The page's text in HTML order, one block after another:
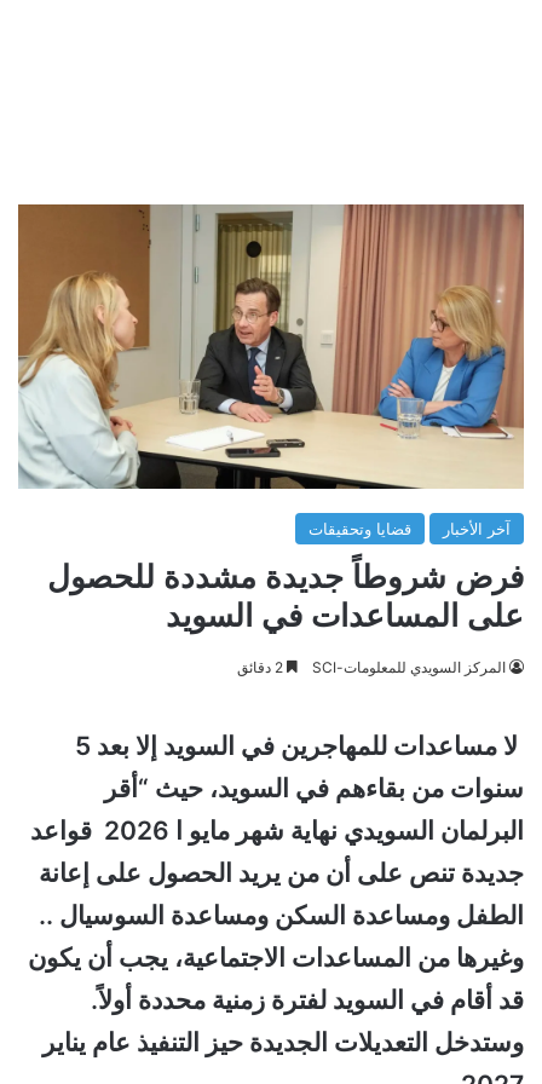
آخر الأخبار قضايا وتحقيقات
فرض شروطاً جديدة مشددة للحصول
على المساعدات في السويد
المركز السويدي للمعلومات-SCI
لا مساعدات للمهاجرين في السويد إلا بعد 5
سنوات من بقاءهم في السويد، حيث “أقر
البرلمان السويدي نهاية شهر مايو ا 2026 قواعد
جديدة تنص على أن من يريد الحصول على إعانة
الطفل ومساعدة السكن ومساعدة السوسيال ..
وغيرها من المساعدات الاجتماعية، يجب أن يكون
قد أقام في السويد لفترة زمنية محددة أولاً.
وستدخل التعديلات الجديدة حيز التنفيذ عام يناير